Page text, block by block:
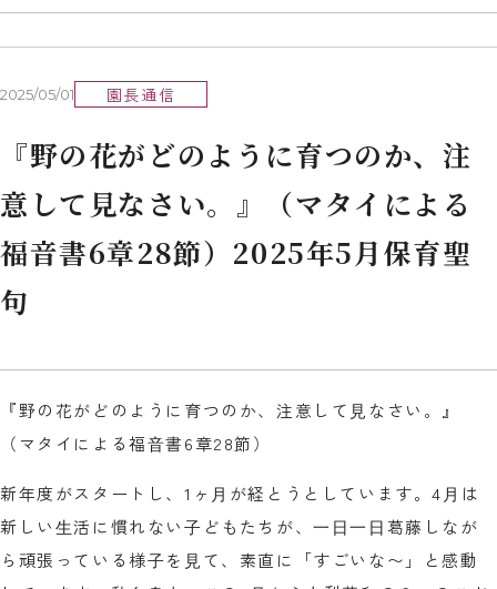
2025/05/01 園長通信
『野の花がどのように育つのか、注
意して⾒なさい。』（マタイによる
福⾳書6章28節）2025年5月保育聖
句
『野の花がどのように育つのか、注意して⾒なさい。』
（マタイによる福⾳書6章28節）
新年度がスタートし、1ヶ⽉が経とうとしています。4⽉は
新しい⽣活に慣れない⼦どもたちが、⼀⽇⼀⽇葛藤しなが
ら頑張っている様⼦を⾒て、素直に「すごいな〜」と感動